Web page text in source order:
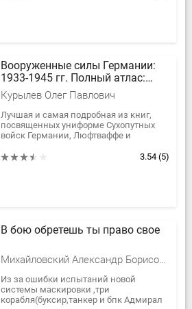
Вооруженные силы Германии:
1933-1945 гг. Полный атлас:
Сухопутные войска.
Люфтваффе. Кригсмарине.
Организация. Униформа. Знаки
различия.
Курылев Олег Павлович
Лучшая и самая подробная из книг,
посвященных униформе Сухопутных
войск Германии, Люфтваффе и
Применение компьютерной графики и
3.54 (5)
В бою обретешь ты право свое
Михайловский Александр Борисович, Дешкин Игорь Эмильевич
Из за ошибки испытаний новой
системы маскировки ,три
корабля(буксир,танкер и бпк Адмирал